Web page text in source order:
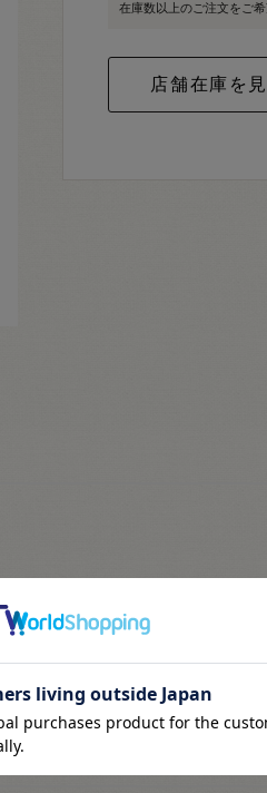
在庫数以上のご注文をご
ーレビュー